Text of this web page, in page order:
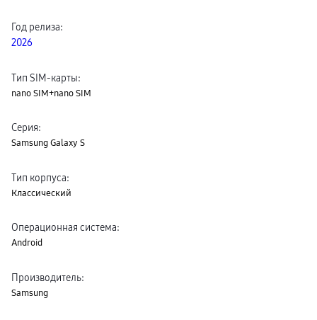
Год релиза:
2026
Тип SIM-карты:
nano SIM+nano SIM
Серия:
Samsung Galaxy S
Тип корпуса:
Классический
Операционная система:
Android
Производитель:
Samsung